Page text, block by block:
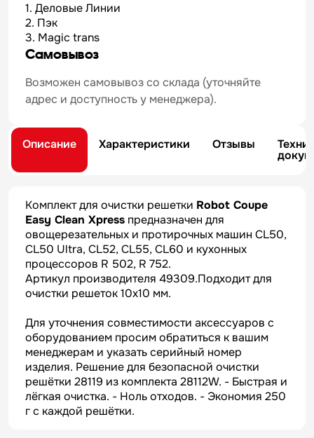
1. Деловые Линии
2. Пэк
3. Magic trans
Самовывоз
Возможен самовывоз со склада (уточняйте
адрес и доступность у менеджера).
Описание Характеристики Отзывы
Комплект для очистки решетки Robot Coupe
Easy Clean Xpress предназначен для
овощерезательных и протирочных машин CL50,
CL50 Ultra, CL52, CL55, CL60 и кухонных
процессоров R 502, R 752.
Артикул производителя 49309.Подходит для
очистки решеток 10х10 мм.
Для уточнения совместимости аксессуаров с
оборудованием просим обратиться к вашим
менеджерам и указать серийный номер
изделия. Решение для безопасной очистки
решётки 28119 из комплекта 28112W. - Быстрая и
лёгкая очистка. - Ноль отходов. - Экономия 250
г с каждой решётки.